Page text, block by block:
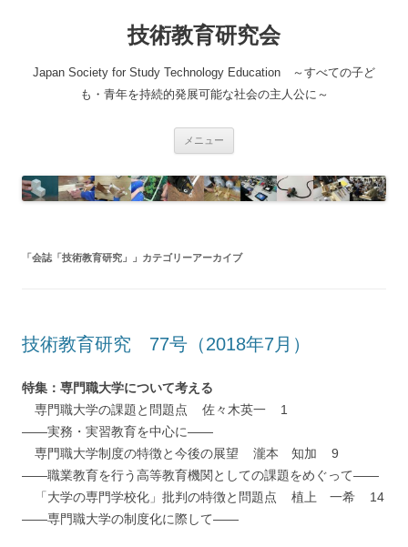
技術教育研究会
Japan Society for Study Technology Education ～すべての子ど
も・青年を持続的発展可能な社会の主人公に～
メニュー
「会誌「技術教育研究」 」カテゴリーアーカイブ
技術教育研究 77号（2018年7月）
特集：専門職大学について考える
専門職大学の課題と問題点 佐々木英一 1
――実務・実習教育を中心に――
専門職大学制度の特徴と今後の展望 瀧本 知加 9
――職業教育を行う高等教育機関としての課題をめぐって――
「大学の専門学校化」批判の特徴と問題点 植上 一希 14
――専門職大学の制度化に際して――